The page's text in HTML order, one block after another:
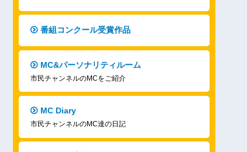
番組コンクール受賞作品
MC&パーソナリティルーム
市民チャンネルのMCをご紹介
MC Diary
市民チャンネルのMC達の日記